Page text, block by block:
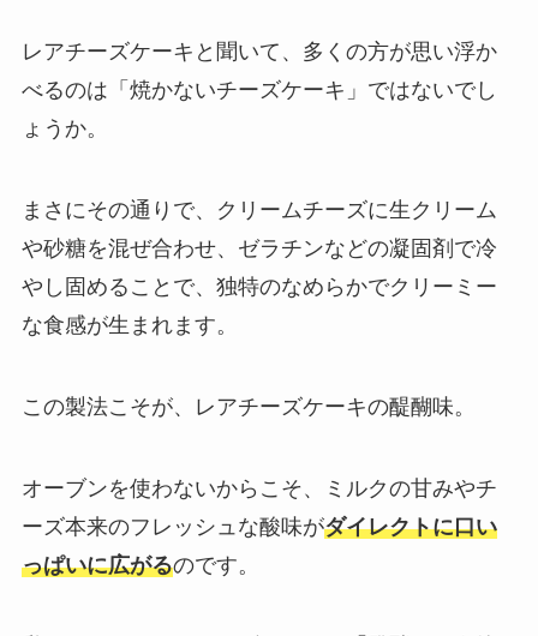
レアチーズケーキと聞いて、多くの方が思い浮か
べるのは「焼かないチーズケーキ」ではないでし
ょうか。
まさにその通りで、クリームチーズに生クリーム
や砂糖を混ぜ合わせ、ゼラチンなどの凝固剤で冷
やし固めることで、独特のなめらかでクリーミー
な食感が生まれます。
この製法こそが、レアチーズケーキの醍醐味。
オーブンを使わないからこそ、ミルクの甘みやチ
ーズ本来のフレッシュな酸味がダイレクトに口い
っぱいに広がるのです。